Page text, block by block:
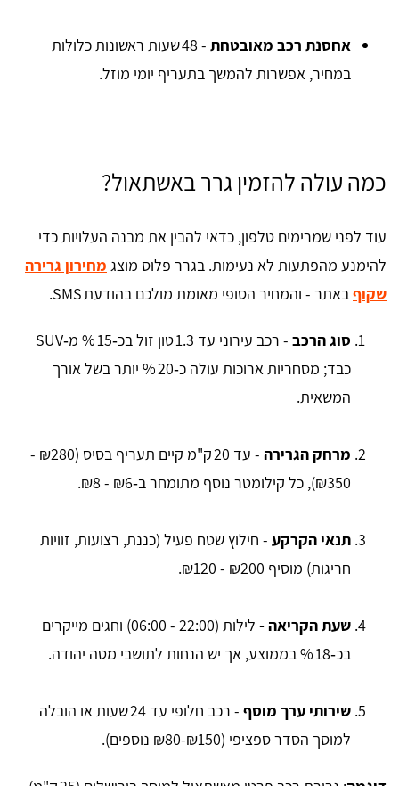
אחסנת רכב מאובטחת
- 48 שעות ראשונות כלולות
במחיר, אפשרות להמשך בתעריף יומי מוזל.
כמה עולה להזמין גרר באשתאול?
עוד לפני שמרימים טלפון, כדאי להבין את מבנה העלויות כדי
להימנע מהפתעות לא נעימות. בגרר פלוס מוצג מחירון גרירה
שקוףבאתר - והמחיר הסופי מאומת מולכם בהודעת SMS.
סוג הרכב
- רכב עירוני עד 1.3 טון זול בכ‑15 % מ‑SUV
כבד; מסחריות ארוכות עולה כ‑20 % יותר בשל אורך
המשאית.
מרחק הגרירה
- עד 20 ק"מ קיים תעריף בסיס (₪280 -
₪350), כל קילומטר נוסף מתומחר ב‑₪6 - ₪8.
תנאי הקרקע - חילוץ שטח פעיל (כננת, רצועות, זוויות
חריגות) מוסיף ‎₪120 - ₪200.
שעת הקריאה -
לילות (22:00 - 06:00) וחגים מייקרים
בכ‑18 % בממוצע, אך יש הנחות לתושבי מטה יהודה.
שירותי ערך מוסף
- רכב חלופי עד 24 שעות או הובלה
למוסך הסדר ספציפי (‎₪80-₪150 נוספים).